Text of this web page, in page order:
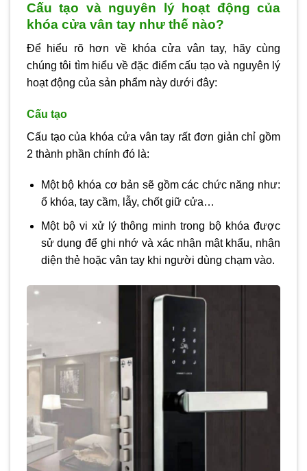
Cấu tạo và nguyên lý hoạt động của
khóa cửa vân tay như thế nào?
Để hiểu rõ hơn về khóa cửa vân tay, hãy cùng
chúng tôi tìm hiểu về đặc điểm cấu tạo và nguyên lý
hoạt động của sản phẩm này dưới đây:
Cấu tạo
Cấu tạo của khóa cửa vân tay rất đơn giản chỉ gồm
2 thành phần chính đó là:
Một bộ khóa cơ bản sẽ gồm các chức năng như:
ổ khóa, tay cầm, lẫy, chốt giữ cửa…
Một bộ vi xử lý thông minh trong bộ khóa được
sử dụng để ghi nhớ và xác nhận mật khẩu, nhận
diện thẻ hoặc vân tay khi người dùng chạm vào.